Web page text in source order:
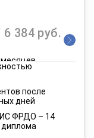
6 384 руб.
месяцев
месяцев
после
дней
ФРДО – 14